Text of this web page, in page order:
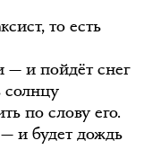
то есть
— и пойдёт снег
солнцу
по слову его.
и будет дождь